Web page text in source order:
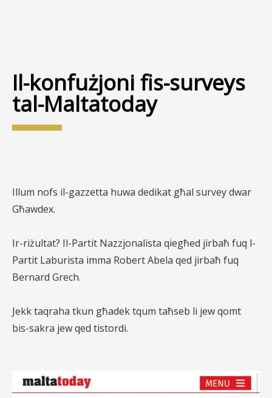
Il-konfużjoni fis-surveys
tal-Maltatoday
Illum nofs il-gazzetta huwa dedikat għal survey dwar
Għawdex.
Ir-riżultat? Il-Partit Nazzjonalista qiegħed jirbaħ fuq l-
Partit Laburista imma Robert Abela qed jirbaħ fuq
Bernard Grech.
Jekk taqraha tkun għadek tqum taħseb li jew qomt
bis-sakra jew qed tistordi.